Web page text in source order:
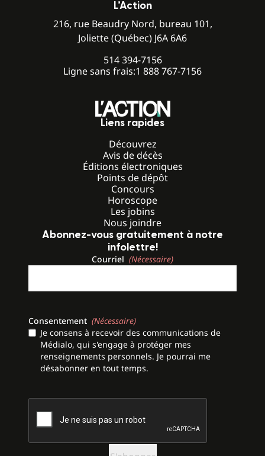
L’Action
216, rue Beaudry Nord, bureau 101,
Joliette (Québec) J6A 6A6
514 394-7156
Ligne sans frais:1 888 767-7156
Liens rapides
Découvrez
Avis de décès
Éditions électroniques
Points de dépôt
Concours
Horoscope
Les jobins
Nous joindre
Abonnez-vous gratuitement à notre
infolettre!
Courriel (Nécessaire)
Consentement (Nécessaire)
Je consens à recevoir des communications de
Médialo, qui s'engage à protéger mes
renseignements personnels. Je pourrai me
désabonner en tout temps.
CAPTCHA